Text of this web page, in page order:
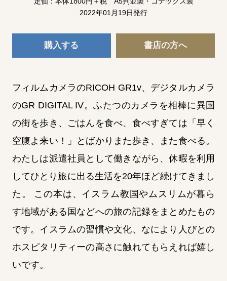
2022年01月19日発行
購入する 書店の方へ
フィルムカメラのRICOH GR1v、デジタルカメラ
のGR DIGITAL IV。ふたつのカメラを相棒に異国
の街を歩き、ごはんを食べ、食べすぎては「早く
空腹よ来い！」とばかりまた歩き、また食べる。
わたしは派遣社員として働きながら、休暇を利用
してひとり旅に出る生活を20年ほど続けてきまし
た。 この本は、イスラム教国やムスリムが暮ら
す地域がある国などへの旅の記録をまとめたもの
です。イスラムの習慣や文化、なにより人びとの
ホスピタリティーの高さに触れてもらえれば嬉し
いです。